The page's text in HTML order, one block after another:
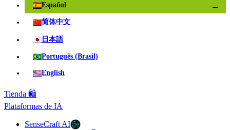
🇪🇸Español
🇨🇳简体中文
🇯🇵 日本語
🇧🇷Português (Brasil)
🇺🇸English
Tienda 🛍️
Plataformas de IA
SenseCraft AI